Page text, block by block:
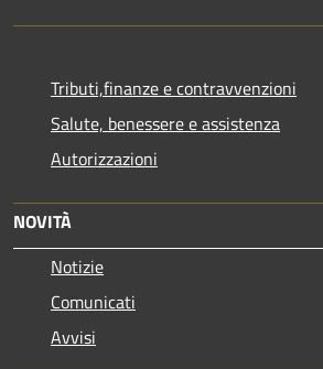
Tributi,finanze e contravvenzioni
Salute, benessere e assistenza
Autorizzazioni
NOVITÀ
Notizie
Comunicati
Avvisi